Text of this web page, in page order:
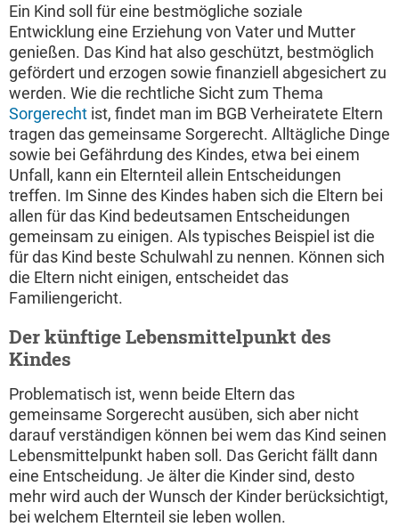
Ein Kind soll für eine bestmögliche soziale
Entwicklung eine Erziehung von Vater und Mutter
genießen. Das Kind hat also geschützt, bestmöglich
gefördert und erzogen sowie finanziell abgesichert zu
werden. Wie die rechtliche Sicht zum Thema
Sorgerecht ist, findet man im BGB Verheiratete Eltern
tragen das gemeinsame Sorgerecht. Alltägliche Dinge
sowie bei Gefährdung des Kindes, etwa bei einem
Unfall, kann ein Elternteil allein Entscheidungen
treffen. Im Sinne des Kindes haben sich die Eltern bei
allen für das Kind bedeutsamen Entscheidungen
gemeinsam zu einigen. Als typisches Beispiel ist die
für das Kind beste Schulwahl zu nennen. Können sich
die Eltern nicht einigen, entscheidet das
Familiengericht.
Der künftige Lebensmittelpunkt des
Kindes
Problematisch ist, wenn beide Eltern das
gemeinsame Sorgerecht ausüben, sich aber nicht
darauf verständigen können bei wem das Kind seinen
Lebensmittelpunkt haben soll. Das Gericht fällt dann
eine Entscheidung. Je älter die Kinder sind, desto
mehr wird auch der Wunsch der Kinder berücksichtigt,
bei welchem Elternteil sie leben wollen.